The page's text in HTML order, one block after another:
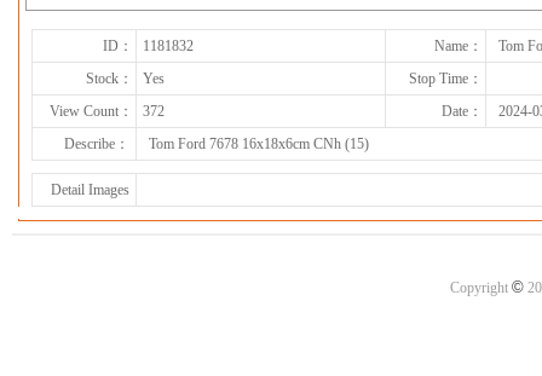
ID： 1181832 Name：
Tom
Stock：
Yes
Stop Time：
View Count：
372 Date：
2024-
Describe：
Tom Ford 7678 16x18x6cm CNh (15)
Detail Images
Copyright ©